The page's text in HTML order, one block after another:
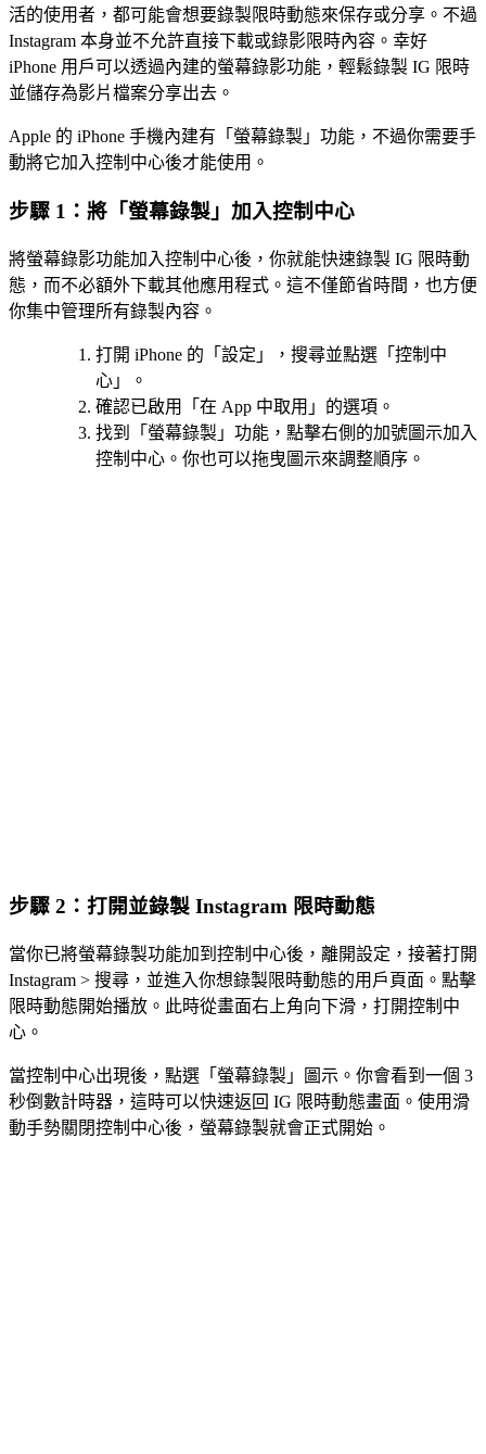
活的使用者，都可能會想要錄製限時動態來保存或分享。不過
Instagram 本身並不允許直接下載或錄影限時內容。幸好
iPhone 用戶可以透過內建的螢幕錄影功能，輕鬆錄製 IG 限時
並儲存為影片檔案分享出去。
Apple 的 iPhone 手機內建有「螢幕錄製」功能，不過你需要手
動將它加入控制中心後才能使用。
步驟 1：將「螢幕錄製」加入控制中心
將螢幕錄影功能加入控制中心後，你就能快速錄製 IG 限時動
態，而不必額外下載其他應用程式。這不僅節省時間，也方便
你集中管理所有錄製內容。
打開 iPhone 的「設定」，搜尋並點選「控制中
心」。
確認已啟用「在 App 中取用」的選項。
找到「螢幕錄製」功能，點擊右側的加號圖示加入
控制中心。你也可以拖曳圖示來調整順序。
步驟 2：打開並錄製 Instagram 限時動態
當你已將螢幕錄製功能加到控制中心後，離開設定，接著打開
Instagram > 搜尋，並進入你想錄製限時動態的用戶頁面。點擊
限時動態開始播放。此時從畫面右上角向下滑，打開控制中
心。
當控制中心出現後，點選「螢幕錄製」圖示。你會看到一個 3
秒倒數計時器，這時可以快速返回 IG 限時動態畫面。使用滑
動手勢關閉控制中心後，螢幕錄製就會正式開始。